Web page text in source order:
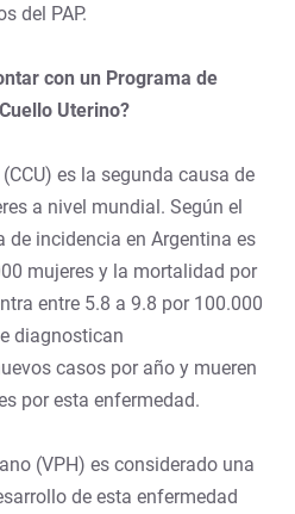
del PAP.
con un Programa de
Uterino?
es la segunda causa de
a nivel mundial. Según el
de incidencia en Argentina es
mujeres y la mortalidad por
entre 5.8 a 9.8 por 100.000
diagnostican
casos por año y mueren
por esta enfermedad.
(VPH) es considerado una
de esta enfermedad